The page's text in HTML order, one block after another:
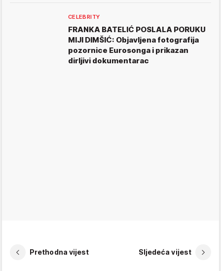
CELEBRITY
FRANKA BATELIĆ POSLALA PORUKU
MIJI DIMŠIĆ: Objavljena fotografija
pozornice Eurosonga i prikazan
dirljivi dokumentarac
Prethodna vijest Sljedeća vijest